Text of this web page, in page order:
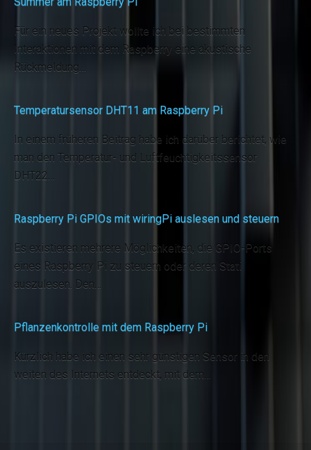
Für ein neues Projekt wollte ich bei bestimmten
Interaktionen mit dem Raspberry eine akustische
Rückmeldung…
Temperatursensor DHT11 am Raspberry Pi
In einem früheren Beitrag habe ich darüber berichtet, wie
man den Temperatur- und Luftfeuchtigkeitssensor
DHT22…
Raspberry Pi GPIOs mit wiringPi auslesen und steuern
Es existieren mehrere Möglichkeiten, die GPIO-Ports
eines Raspberry Pi zu steuern oder deren Stati
auszulesen. Den…
Pflanzenkontrolle mit dem Raspberry Pi
Kürzlich habe ich einen sehr günstigen Sensor in den
weiten des Internets entdeckt, mit dem…